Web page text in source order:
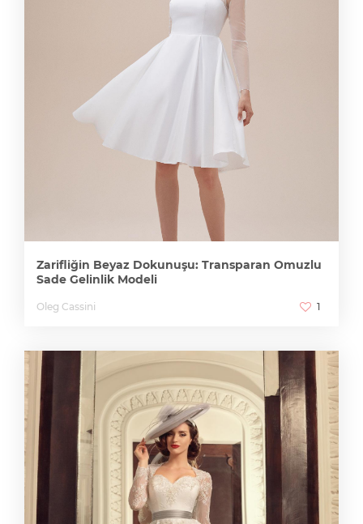
Zarifliğin Beyaz Dokunuşu: Transparan Omuzlu
Sade Gelinlik Modeli
Oleg Cassini 1